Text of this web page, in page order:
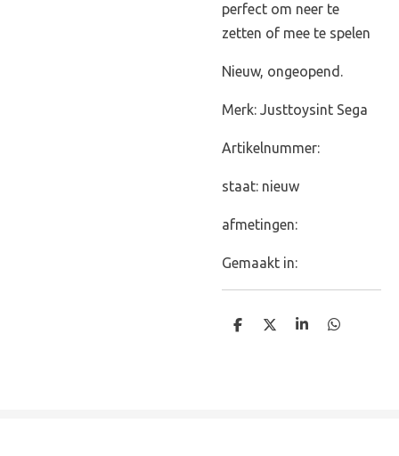
perfect om neer te
zetten of mee te spelen
Nieuw, ongeopend.
Merk: Justtoysint Sega
Artikelnummer:
staat: nieuw
afmetingen:
Gemaakt in:
D
D
S
D